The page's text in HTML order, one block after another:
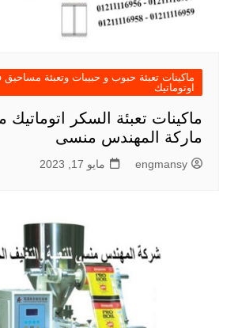
ماكينات تعبئة حبوب و حبيبات وتعبئة
اوتوماتيك
ماركة المهندس منسى
engmansy مايو 17, 2023